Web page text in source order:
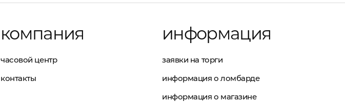
компания
часовой центр
контакты
информация
заявки на торги
информация о ломбарде
информация о магазине